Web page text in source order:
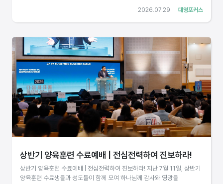
대영포커스
2026.07.29
상반기 양육훈련 수료예배 | 전심전력하여 진보하라!
상반기 양육훈련 수료예배 | 전심전력하여 진보하라! 지난 7월 11일, 상반기
양육훈련 수료생들과 성도들이 함께 모여 하나님께 감사와 영광을